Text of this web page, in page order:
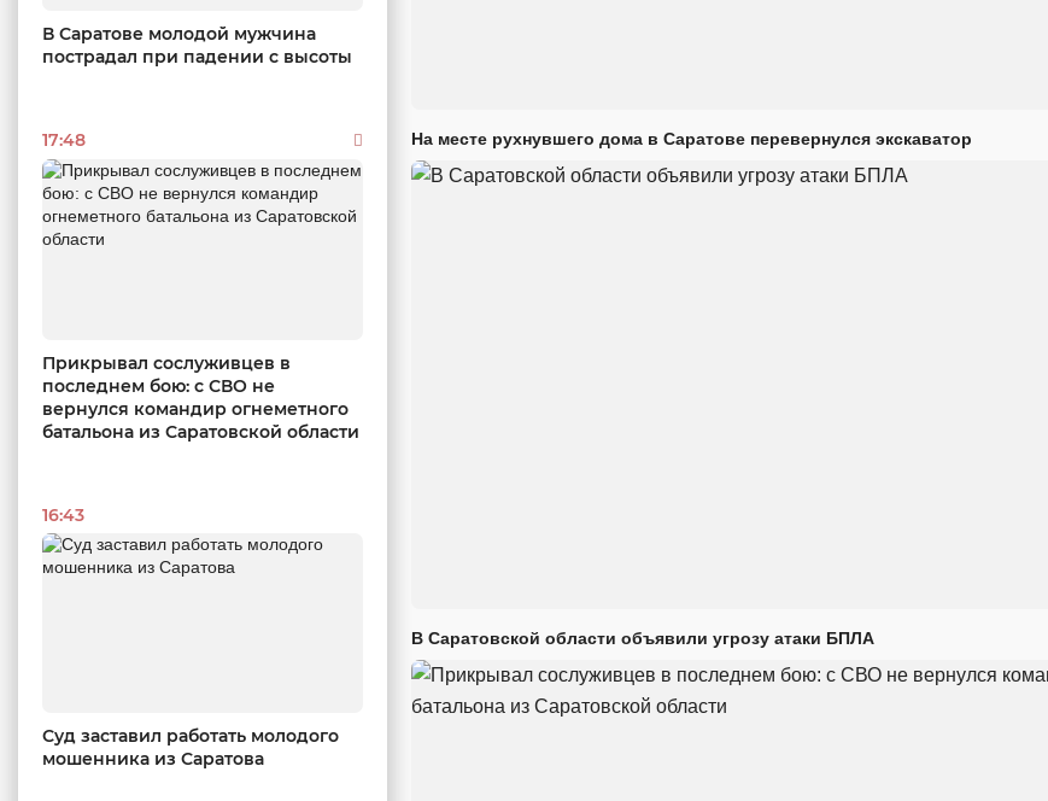
В Саратове молодой мужчина
пострадал при падении с высоты
17:48
Прикрывал сослуживцев в
последнем бою: с СВО не
вернулся командир огнеметного
батальона из Саратовской области
16:43
Суд заставил работать молодого
мошенника из Саратова
На месте рухнувшего дома в Саратове перевернулся экскаватор
В Саратовской области объявили угрозу атаки БПЛА